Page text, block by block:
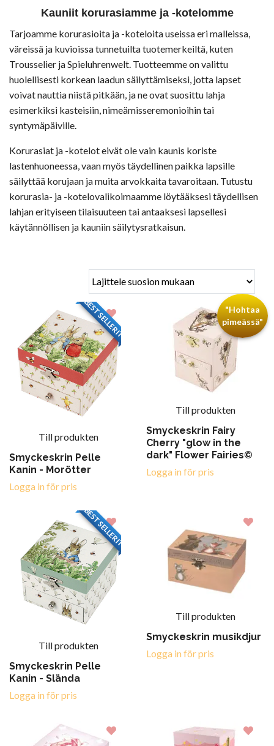
Kauniit korurasiamme ja -kotelomme
Tarjoamme korurasioita ja -koteloita useissa eri malleissa,
väreissä ja kuvioissa tunnetuilta tuotemerkeiltä, kuten
Trousselier ja Spieluhrenwelt. Tuotteemme on valittu
huolellisesti korkean laadun säilyttämiseksi, jotta lapset
voivat nauttia niistä pitkään, ja ne ovat suosittu lahja
esimerkiksi kasteisiin, nimeämisseremonioihin tai
syntymäpäiville.
Korurasiat ja -kotelot eivät ole vain kaunis koriste
lastenhuoneessa, vaan myös täydellinen paikka lapsille
säilyttää korujaan ja muita arvokkaita tavaroitaan. Tutustu
korurasia- ja -kotelovalikoimaamme löytääksesi täydellisen
lahjan erityiseen tilaisuuteen tai antaaksesi lapsellesi
käytännöllisen ja kauniin säilytysratkaisun.
BESTSELLERIT
Till produkten
Smyckeskrin Pelle
Kanin - Morötter
Logga in för pris
"Hohtaa
pimeässä"
Till produkten
Smyckeskrin Fairy
Cherry "glow in the
dark" Flower Fairies©
Logga in för pris
BESTSELLERIT
Till produkten
Smyckeskrin Pelle
Kanin - Slända
Logga in för pris
Till produkten
Smyckeskrin musikdjur
Logga in för pris